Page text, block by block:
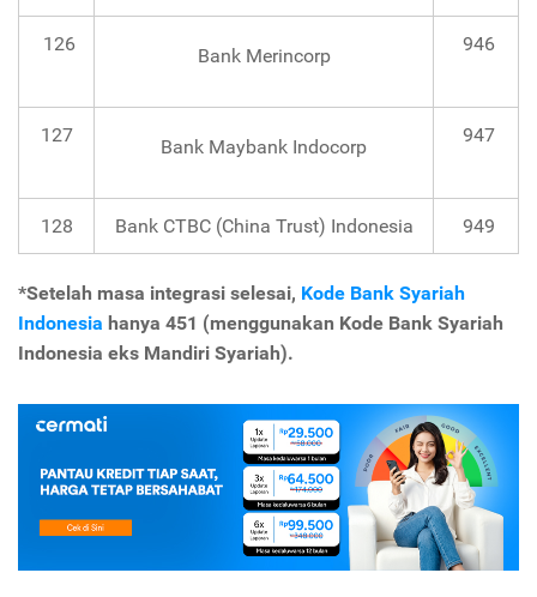
126
Bank Merincorp
946
127
Bank Maybank Indocorp
947
128 Bank CTBC (China Trust) Indonesia 949
*Setelah masa integrasi selesai, Kode Bank Syariah
Indonesia hanya 451 (menggunakan Kode Bank Syariah
Indonesia eks Mandiri Syariah).